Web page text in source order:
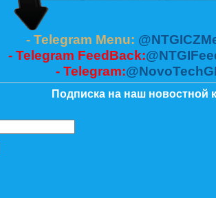
- Telegram Menu:
- Telegram FeedBack:
- Telegram:
Подписка на наш новостной